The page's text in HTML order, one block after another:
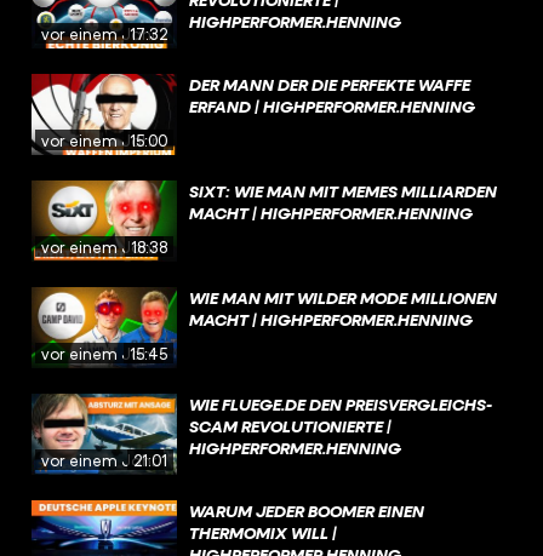
vor einem Jahr
17:32
HIGHPERFORMER.HENNING
vor einem Jahr
15:00
DER MANN DER DIE PERFEKTE WAFFE
ERFAND | HIGHPERFORMER.HENNING
vor einem Jahr
18:38
SIXT: WIE MAN MIT MEMES MILLIARDEN
MACHT | HIGHPERFORMER.HENNING
vor einem Jahr
15:45
WIE MAN MIT WILDER MODE MILLIONEN
MACHT | HIGHPERFORMER.HENNING
vor einem Jahr
21:01
WIE FLUEGE.DE DEN PREISVERGLEICHS-
SCAM REVOLUTIONIERTE |
HIGHPERFORMER.HENNING
WARUM JEDER BOOMER EINEN
THERMOMIX WILL |